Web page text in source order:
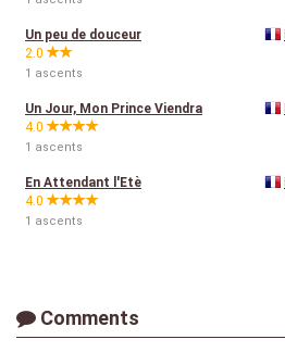
Un peu de douceur
2.0
1 ascents
Un Jour, Mon Prince Viendra
4.0
1 ascents
En Attendant l'Etè
4.0
1 ascents
Comments